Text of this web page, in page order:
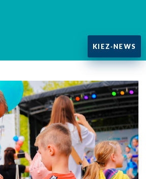
KIEZ-NEWS